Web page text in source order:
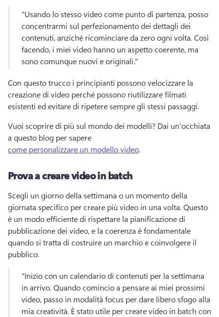
"Usando lo stesso video come punto di partenza, posso
concentrarmi sul perfezionamento dei dettagli dei
contenuti, anziché ricominciare da zero ogni volta. Così
facendo, i miei video hanno un aspetto coerente, ma
sono comunque nuovi e originali."
Con questo trucco i principianti possono velocizzare la
creazione di video perché possono riutilizzare filmati
esistenti ed evitare di ripetere sempre gli stessi passaggi.
Vuoi scoprire di più sul mondo dei modelli? Dai un'occhiata
a questo blog per sapere
come personalizzare un modello video.
Prova a creare video in batch
Scegli un giorno della settimana o un momento della
giornata specifico per creare più video in una volta. Questo
è un modo efficiente di rispettare la pianificazione di
pubblicazione dei video, e la coerenza è fondamentale
quando si tratta di costruire un marchio e coinvolgere il
pubblico.
"Inizio con un calendario di contenuti per la settimana
in arrivo. Quando comincio a pensare ai miei prossimi
video, passo in modalità focus per dare libero sfogo alla
mia creatività. È stato utile per creare video in batch con